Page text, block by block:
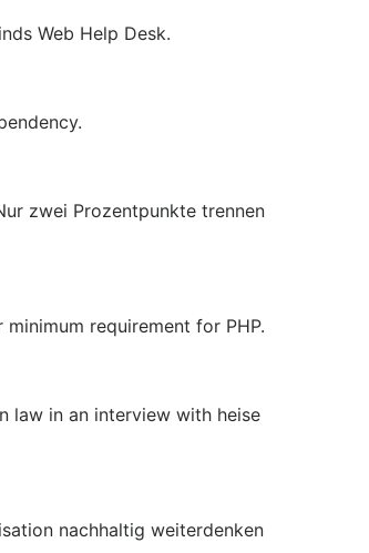
Web Help Desk.
zwei Prozentpunkte trennen
requirement for PHP.
law in an interview with heise
nachhaltig weiterdenken